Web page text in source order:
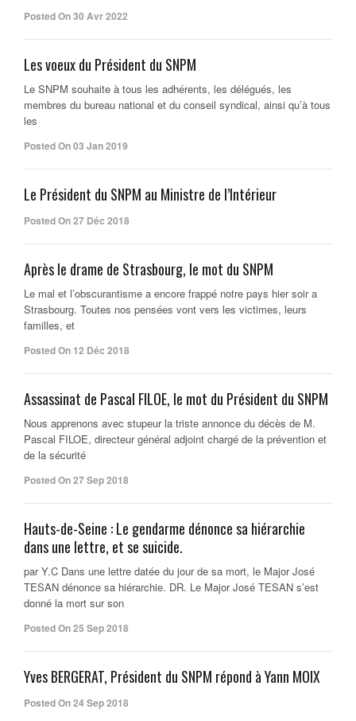
Posted On 30 Avr 2022
Les voeux du Président du SNPM
Le SNPM souhaite à tous les adhérents, les délégués, les
membres du bureau national et du conseil syndical, ainsi qu’à tous
les
Posted On 03 Jan 2019
Le Président du SNPM au Ministre de l’Intérieur
Posted On 27 Déc 2018
Après le drame de Strasbourg, le mot du SNPM
Le mal et l’obscurantisme a encore frappé notre pays hier soir a
Strasbourg. Toutes nos pensées vont vers les victimes, leurs
familles, et
Posted On 12 Déc 2018
Assassinat de Pascal FILOE, le mot du Président du SNPM
Nous apprenons avec stupeur la triste annonce du décès de M.
Pascal FILOE, directeur général adjoint chargé de la prévention et
de la sécurité
Posted On 27 Sep 2018
Hauts-de-Seine : Le gendarme dénonce sa hiérarchie
dans une lettre, et se suicide.
par Y.C Dans une lettre datée du jour de sa mort, le Major José
TESAN dénonce sa hiérarchie. DR. Le Major José TESAN s’est
donné la mort sur son
Posted On 25 Sep 2018
Yves BERGERAT, Président du SNPM répond à Yann MOIX
Posted On 24 Sep 2018